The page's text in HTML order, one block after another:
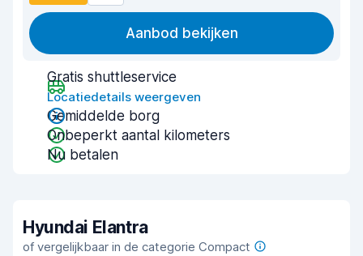
Aanbod bekijken
Gratis shuttleservice
Locatiedetails weergeven
Gemiddelde borg
Onbeperkt aantal kilometers
Nu betalen
Hyundai Elantra
of vergelijkbaar in de categorie Compact